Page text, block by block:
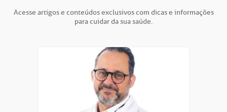
Acesse artigos e conteúdos exclusivos com dicas e informações
para cuidar da sua saúde.